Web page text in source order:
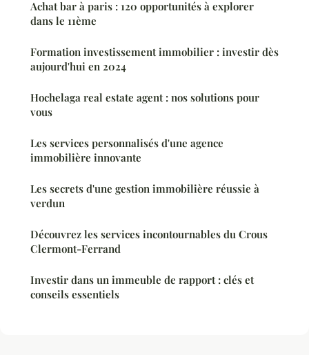
Achat bar à paris : 120 opportunités à explorer
dans le 11ème
Formation investissement immobilier : investir dès
aujourd'hui en 2024
Hochelaga real estate agent : nos solutions pour
vous
Les services personnalisés d'une agence
immobilière innovante
Les secrets d'une gestion immobilière réussie à
verdun
Découvrez les services incontournables du Crous
Clermont-Ferrand
Investir dans un immeuble de rapport : clés et
conseils essentiels